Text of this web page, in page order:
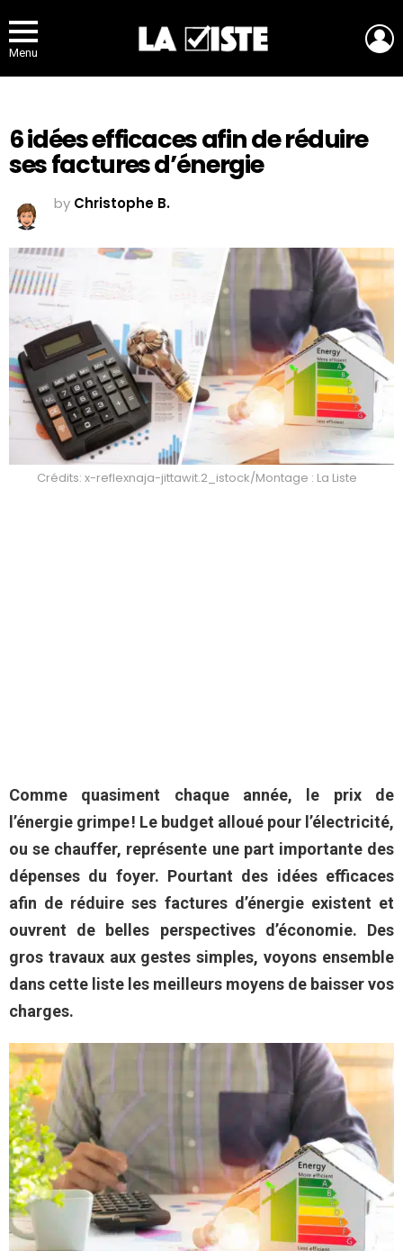
Menu
6 idées efficaces afin de réduire
ses factures d’énergie
by Christophe B.
Crédits: x-reflexnaja-jittawit.2_istock/Montage : La Liste
Comme quasiment chaque année, le prix de
l’énergie grimpe ! Le budget alloué pour l’électricité,
ou se chauffer, représente une part importante des
dépenses du foyer. Pourtant des idées efficaces
afin de réduire ses factures d’énergie existent et
ouvrent de belles perspectives d’économie. Des
gros travaux aux gestes simples, voyons ensemble
dans cette liste les meilleurs moyens de baisser vos
charges.